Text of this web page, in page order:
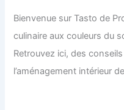
Bienvenue sur Tasto de
culinaire aux couleurs du
Retrouvez ici, des
l’aménagement intérieur